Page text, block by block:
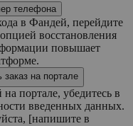
телефона
в Фандей, перейдите
восстановления
повышает
на портале
портале, убедитесь в
введенных данных.
[напишите в